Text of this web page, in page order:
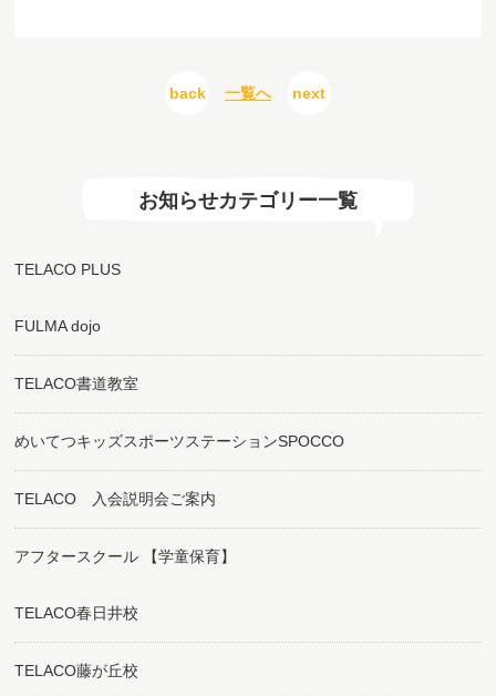
back 一覧へ next
お知らせカテゴリー一覧
TELACO PLUS
FULMA dojo
TELACO書道教室
めいてつキッズスポーツステーションSPOCCO
TELACO 入会説明会ご案内
アフタースクール 【学童保育】
TELACO春日井校
TELACO藤が丘校